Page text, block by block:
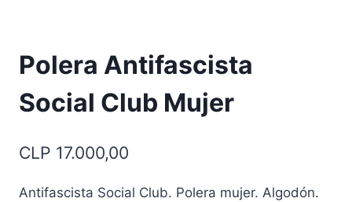
Polera Antifascista
Social Club Mujer
CLP 17.000,00
Antifascista Social Club. Polera mujer. Algodón.